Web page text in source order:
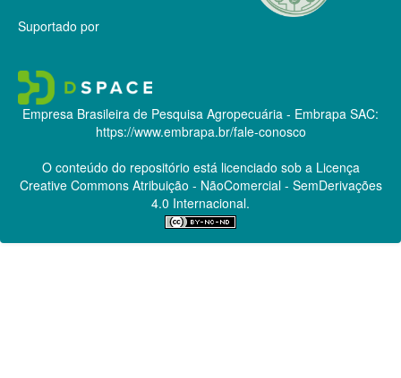
Suportado por
Empresa Brasileira de Pesquisa Agropecuária - Embrapa SAC:
https://www.embrapa.br/fale-conosco
O conteúdo do repositório está licenciado sob a Licença
Creative CommonsAtribuição - NãoComercial - SemDerivações
4.0 Internacional.